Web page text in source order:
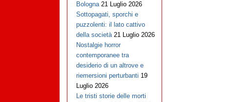
Bologna 21 Luglio 2026
Sottopagati, sporchi e
puzzolenti: il lato cattivo
della società 21 Luglio 2026
Nostalgie horror
contemporanee tra
desiderio di un altrove e
riemersioni perturbanti 19
Luglio 2026
Le tristi storie delle morti